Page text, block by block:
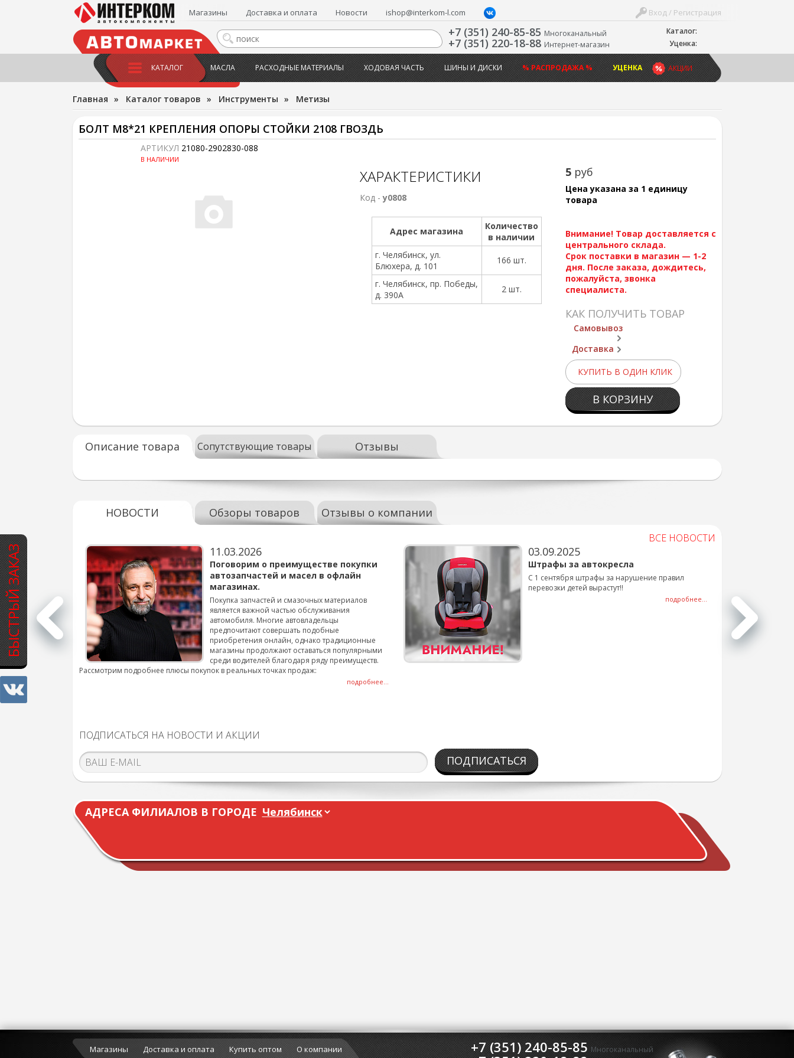
БЫСТРЫЙ ЗАКАЗ
Каталог:
Уценка:
Вход / Регистрация
Магазины Доставка и оплата Новости ishop@interkom-l.com
+7 (351) 240-85-85 Многоканальный
+7 (351) 220-18-88 Интернет-магазин
АКЦИИ
КАТАЛОГ МАСЛА РАСХОДНЫЕ МАТЕРИАЛЫ ХОДОВАЯ ЧАСТЬ ШИНЫ И ДИСКИ % РАСПРОДАЖА % УЦЕНКА
Главная » Каталог товаров » Инструменты » Метизы
БОЛТ М8*21 КРЕПЛЕНИЯ ОПОРЫ СТОЙКИ 2108 ГВОЗДЬ
АРТИКУЛ 21080-2902830-088
В НАЛИЧИИ
5 руб
Цена указана за 1 единицу
товара
Внимание! Товар доставляется с
центрального склада.
Срок поставки в магазин — 1-2
дня. После заказа, дождитесь,
пожалуйста, звонка
специалиста.
КАК ПОЛУЧИТЬ ТОВАР
Самовывоз
Доставка
КУПИТЬ В ОДИН КЛИК
В КОРЗИНУ
ХАРАКТЕРИСТИКИ
Код -у0808
Адрес магазина
Количество
в наличии
г. Челябинск, ул.
Блюхера, д. 101
166 шт.
г. Челябинск, пр. Победы,
д. 390А
2 шт.
Описание товара Сопутствующие товары Отзывы
НОВОСТИ Обзоры товаров Отзывы о компании
ВСЕ НОВОСТИ
для
смены шин на
подробнее...
11.03.2026
Поговорим о преимуществе покупки
автозапчастей и масел в офлайн
магазинах.
Покупка запчастей и смазочных материалов
является важной частью обслуживания
автомобиля. Многие автовладельцы
предпочитают совершать подобные
приобретения онлайн, однако традиционные
магазины продолжают оставаться популярными
среди водителей благодаря ряду преимуществ.
Рассмотрим подробнее плюсы покупок в реальных точках продаж:
подробнее...
03.09.2025
Штрафы за автокресла
С 1 сентября штрафы за нарушение правил
перевозки детей вырастут!!
подробнее...
ПОДПИСАТЬСЯ НА НОВОСТИ И АКЦИИ
ПОДПИСАТЬСЯ
АДРЕСА ФИЛИАЛОВ В ГОРОДЕ
Магазины Доставка и оплата Купить оптом О компании +7 (351) 240-85-85 Многоканальный